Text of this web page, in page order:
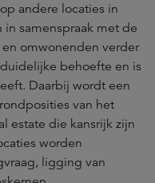
andere locaties in
samenspraak met de
omwonenden verder
behoefte en is
Daarbij wordt een
van het
estate die kansrijk zijn
worden
ligging van